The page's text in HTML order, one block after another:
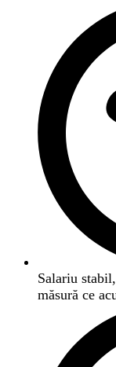
Salariu
măsură ce